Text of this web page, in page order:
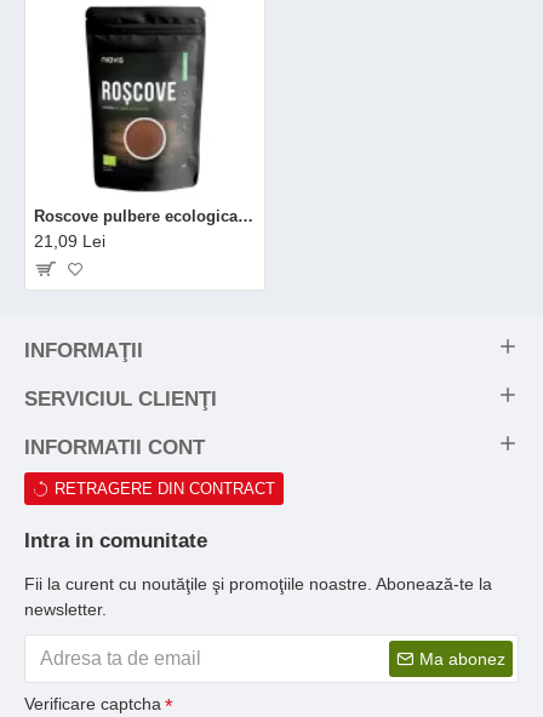
Roscove pulbere ecologica/BIO (250 grame), Niavis
21,09 Lei
INFORMAŢII
SERVICIUL CLIENŢI
INFORMATII CONT
RETRAGERE DIN CONTRACT
Intra in comunitate
Fii la curent cu noutăţile şi promoţiile noastre. Abonează-te la
newsletter.
Ma abonez
Verificare captcha